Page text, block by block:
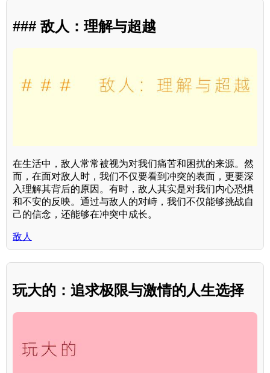
### 敌人：理解与超越
在生活中，敌人常常被视为对我们痛苦和困扰的来源。然
而，在面对敌人时，我们不仅要看到冲突的表面，更要深
入理解其背后的原因。有时，敌人其实是对我们内心恐惧
和不安的反映。通过与敌人的对峙，我们不仅能够挑战自
己的信念，还能够在冲突中成长。
敌人
玩大的：追求极限与激情的人生选择